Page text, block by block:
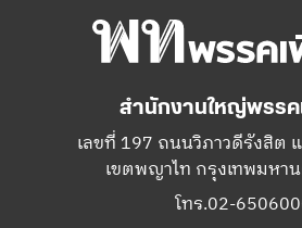
สำนักงานใหญ่พรรค
เลขที่ 197 ถนนวิภาวดีรังสิต
เขตพญาไท กรุงเทพมหา
โทร.02-